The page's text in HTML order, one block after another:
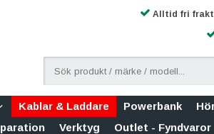
Alltid fri frakt
Kablar & Laddare Powerbank
Verktyg Outlet - Fyndvaror